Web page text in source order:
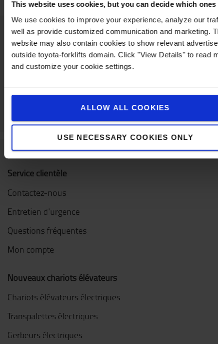
This website uses cookies, but you can decide which ones
We use cookies to improve your experience, analyze our
well as provide customized communication and marketing.
website may also contain cookies to show relevant
outside toyota-forklifts domain. Click "View Details" to read
and customize your cookie settings.
ALLOW ALL COOKIES
USE NECESSARY COOKIES ONLY
Contactez-nous
Service clientèle
Contactez-nous
Entretien d'urgence
Questions fréquentes
Mon compte
Nouveaux chariots élévateurs
Chariots élévateurs électriques
Transpalettes électriques
Gerbeurs électriques